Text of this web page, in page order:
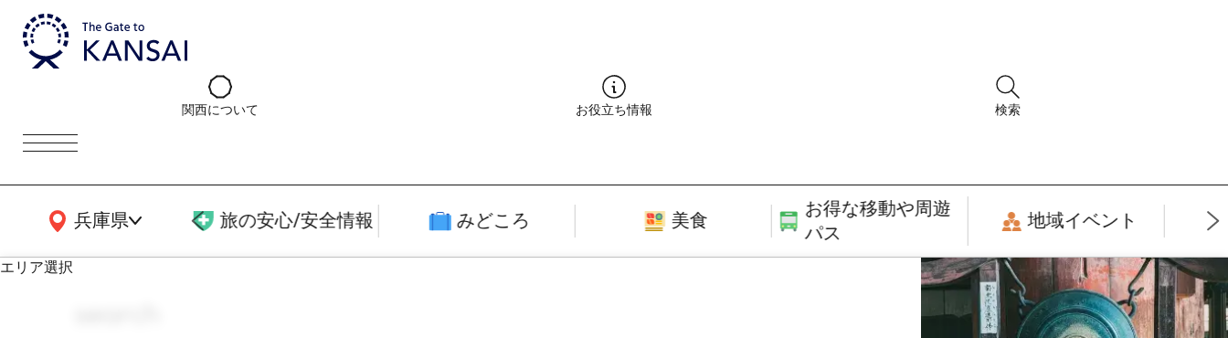
関西について お役立ち情報 検索
兵庫県
関西広域MAP 旅の安心/安全情報 みどころ 美食
お得な移動や周遊
パス
地域イベント
エリア選択